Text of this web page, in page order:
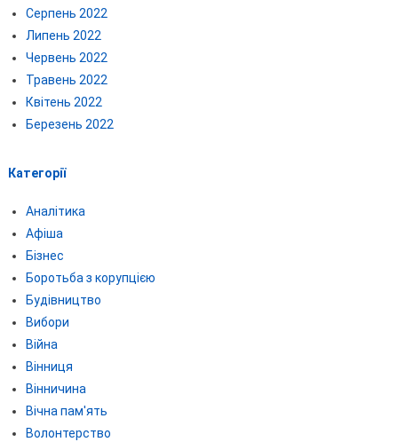
Серпень 2022
Липень 2022
Червень 2022
Травень 2022
Квітень 2022
Березень 2022
Категорії
Аналітика
Афіша
Бізнес
Боротьба з корупцією
Будівництво
Вибори
Війна
Вінниця
Вінничина
Вічна пам'ять
Волонтерство